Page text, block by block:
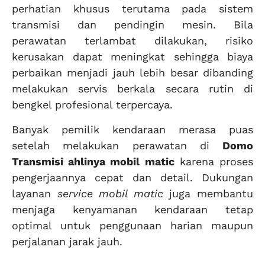
perhatian khusus terutama pada sistem
transmisi dan pendingin mesin. Bila
perawatan terlambat dilakukan, risiko
kerusakan dapat meningkat sehingga biaya
perbaikan menjadi jauh lebih besar dibanding
melakukan servis berkala secara rutin di
bengkel profesional terpercaya.
Banyak pemilik kendaraan merasa puas
setelah melakukan perawatan di Domo
Transmisi ahlinya mobil matickarena proses
pengerjaannya cepat dan detail. Dukungan
layanan service mobil maticjuga membantu
menjaga kenyamanan kendaraan tetap
optimal untuk penggunaan harian maupun
perjalanan jarak jauh.